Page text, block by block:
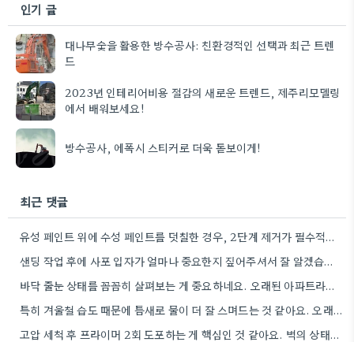
인기 글
대나무숯을 활용한 방수공사: 친환경적인 선택과 최근 트렌
드
2023년 인테리어비용 절감의 새로운 트렌드, 제주리모델링
에서 배워보세요!
방수공사, 에폭시 스티커로 더욱 돋보이게!
최근 댓글
유성 페인트 위에 수성 페인트를 덧칠한 경우, 2단계 제거가 필수적이라는 점을 강조해야겠네요.
샌딩 작업 후에 사포 입자가 얼마나 중요한지 짚어주셔서 잘 알겠습니다. 특히 얇은 사포를 여러 번…
바닥 줄눈 상태를 꼼꼼히 살펴보는 게 중요하네요. 오래된 아파트라면 줄눈부터 망가지기 쉬울 것 같아요.
특히 겨울철 습도 때문에 틈새로 물이 더 잘 스며드는 것 같아요. 오래된 건물일수록 이런 부분에…
고압 세척 후 프라이머 2회 도포하는 게 핵심인 것 같아요. 벽의 상태에 따라 흡수율이 달라지니까,…